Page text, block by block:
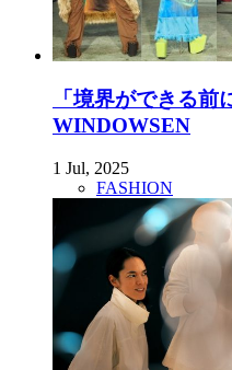
「境界ができる
WINDOWSEN
1 Jul, 2025
FASHION